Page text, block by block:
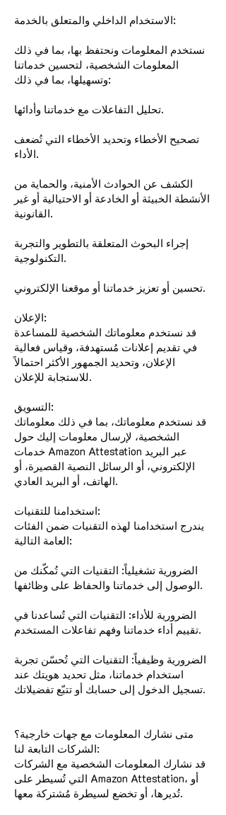
الاستخدام الداخلي والمتعلق بالخدمة:
نستخدم المعلومات ونحتفظ بها، بما في ذلك
المعلومات الشخصية، لتحسين خدماتنا
وتسهيلها، بما في ذلك:
تحليل التفاعلات مع خدماتنا وأدائها.
تصحيح الأخطاء وتحديد الأخطاء التي تُضعف
الأداء.
الكشف عن الحوادث الأمنية، والحماية من
الأنشطة الخبيثة أو الخادعة أو الاحتيالية أو غير
القانونية.
إجراء البحوث المتعلقة بالتطوير والتجربة
التكنولوجية.
تحسين أو تعزيز خدماتنا أو موقعنا الإلكتروني.
الإعلان:
قد نستخدم معلوماتك الشخصية للمساعدة
في تقديم إعلانات مُستهدفة، وقياس فعالية
الإعلان، وتحديد الجمهور الأكثر احتمالاً
للاستجابة للإعلان.
التسويق:
قد نستخدم معلوماتك، بما في ذلك معلوماتك
الشخصية، لإرسال معلومات إليك حول
خدمات Amazon Attestation عبر البريد
الإلكتروني، أو الرسائل النصية القصيرة، أو
الهاتف، أو البريد العادي.
استخدامنا للتقنيات:
يندرج استخدامنا لهذه التقنيات ضمن الفئات
العامة التالية:
الضرورية تشغيلياً: التقنيات التي تُمكّنك من
الوصول إلى خدماتنا والحفاظ على وظائفها.
الضرورية للأداء: التقنيات التي تُساعدنا في
تقييم أداء خدماتنا وفهم تفاعلات المستخدم.
الضرورية وظيفياً: التقنيات التي تُحسّن تجربة
استخدام خدماتنا، مثل تحديد هويتك عند
تسجيل الدخول إلى حسابك أو تتبّع تفضيلاتك.
متى نشارك المعلومات مع جهات خارجية؟
الشركات التابعة لنا:
قد نشارك المعلومات الشخصية مع الشركات
التي تُسيطر على Amazon Attestation، أو
تُديرها، أو تخضع لسيطرة مُشتركة معها.